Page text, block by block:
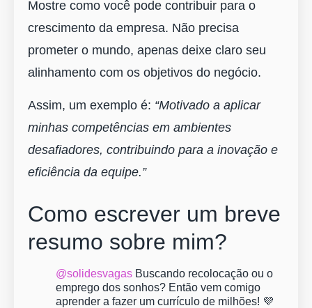
Mostre como você pode contribuir para o
crescimento da empresa. Não precisa
prometer o mundo, apenas deixe claro seu
alinhamento com os objetivos do negócio.
Assim, um exemplo é: “Motivado a aplicar
minhas competências em ambientes
desafiadores, contribuindo para a inovação e
eficiência da equipe.”
Como escrever um breve
resumo sobre mim?
@solidesvagas Buscando recolocação ou o
emprego dos sonhos? Então vem comigo
aprender a fazer um currículo de milhões! 💜